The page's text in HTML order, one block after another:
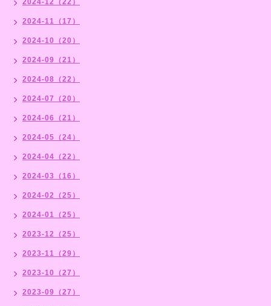
2024-11（17）
2024-10（20）
2024-09（21）
2024-08（22）
2024-07（20）
2024-06（21）
2024-05（24）
2024-04（22）
2024-03（16）
2024-02（25）
2024-01（25）
2023-12（25）
2023-11（29）
2023-10（27）
2023-09（27）